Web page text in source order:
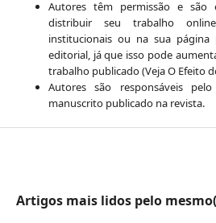
Autores têm permissão e são
distribuir seu trabalho
institucionais ou na sua página
editorial, já que isso pode
trabalho publicado (Veja O Efeito
Autores são responsáveis
manuscrito publicado na revista.
Artigos mais lidos pelo